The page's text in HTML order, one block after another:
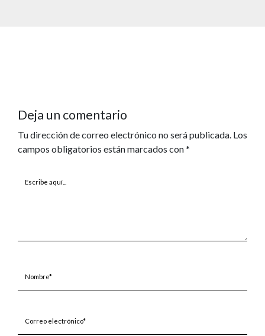
Deja un comentario
Tu dirección de correo electrónico no será publicada. Los
campos obligatorios están marcados con*
Escribe
electrónico*